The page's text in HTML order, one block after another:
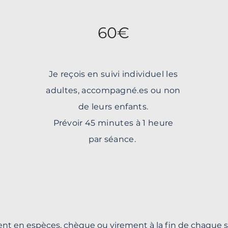
60€
Je reçois en suivi individuel les
adultes, accompagné.es ou non
de leurs enfants.
Prévoir 45 minutes à 1 heure
par séance.
en espèces, chèque ou virement à la fin de chaque